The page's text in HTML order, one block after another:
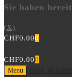
Sie haben
(X)
CHF0.000
CHF0.000
Menu